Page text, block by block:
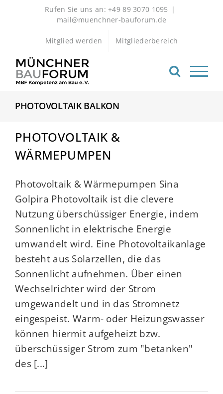
Rufen Sie uns an: +49 89 3070 1095 |
mail@muenchner-bauforum.de
Mitglied werden Mitgliederbereich
PHOTOVOLTAIK BALKON
PHOTOVOLTAIK &
WÄRMEPUMPEN
Photovoltaik & Wärmepumpen Sina
Golpira Photovoltaik ist die clevere
Nutzung überschüssiger Energie, indem
Sonnenlicht in elektrische Energie
umwandelt wird. Eine Photovoltaikanlage
besteht aus Solarzellen, die das
Sonnenlicht aufnehmen. Über einen
Wechselrichter wird der Strom
umgewandelt und in das Stromnetz
eingespeist. Warm- oder Heizungswasser
können hiermit aufgeheizt bzw.
überschüssiger Strom zum "betanken"
des [...]